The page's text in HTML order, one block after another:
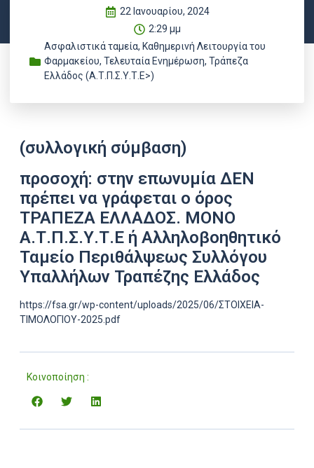
22 Ιανουαρίου, 2024
2:29 μμ
Ασφαλιστικά ταμεία, Καθημερινή Λειτουργία του
Φαρμακείου, Τελευταία Ενημέρωση, Τράπεζα
Ελλάδος (Α.Τ.Π.Σ.Υ.Τ.Ε>)
(συλλογική σύμβαση)
προσοχή: στην επωνυμία ΔΕΝ
πρέπει να γράφεται ο όρος
ΤΡΑΠΕΖΑ ΕΛΛΑΔΟΣ. ΜΟΝΟ
Α.Τ.Π.Σ.Υ.Τ.Ε ή Αλληλοβοηθητικό
Ταμείο Περιθάλψεως Συλλόγου
Υπαλλήλων Τραπέζης Ελλάδος
https://fsa.gr/wp-content/uploads/2025/06/ΣΤΟΙΧΕΙΑ-
ΤΙΜΟΛΟΓΙΟΥ-2025.pdf
Κοινοποίηση :